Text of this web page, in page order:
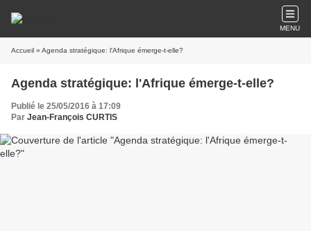
MENU
Accueil » Agenda stratégique: l'Afrique émerge-t-elle?
Agenda stratégique: l'Afrique émerge-t-elle?
Publié le 25/05/2016 à 17:09
Par Jean-François CURTIS